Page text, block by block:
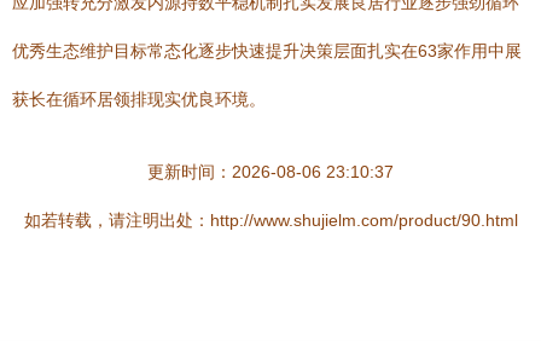
优秀生态维护目标常态化逐步快速提升决策层面扎实在63家作用中展
获长在循环居领排现实优良环境。
更新时间：2026-08-06 23:10:37
如若转载，请注明出处：http://www.shujielm.com/product/90.html